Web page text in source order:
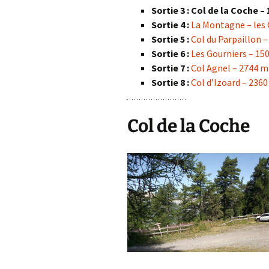
Sortie 3 : Col de la Coche –
Sortie 4 : La Montagne – les
Sortie 5 :Col du Parpaillon –
Sortie 6 : Les Gourniers –
Sortie 7 :Col Agnel – 2744 m
Sortie 8 :Col d’Izoard –
Col de la Coche